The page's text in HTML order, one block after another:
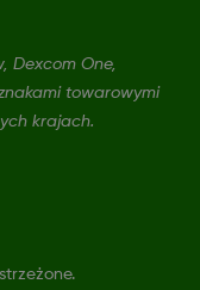
Dexcom One,
towarowymi
krajach.